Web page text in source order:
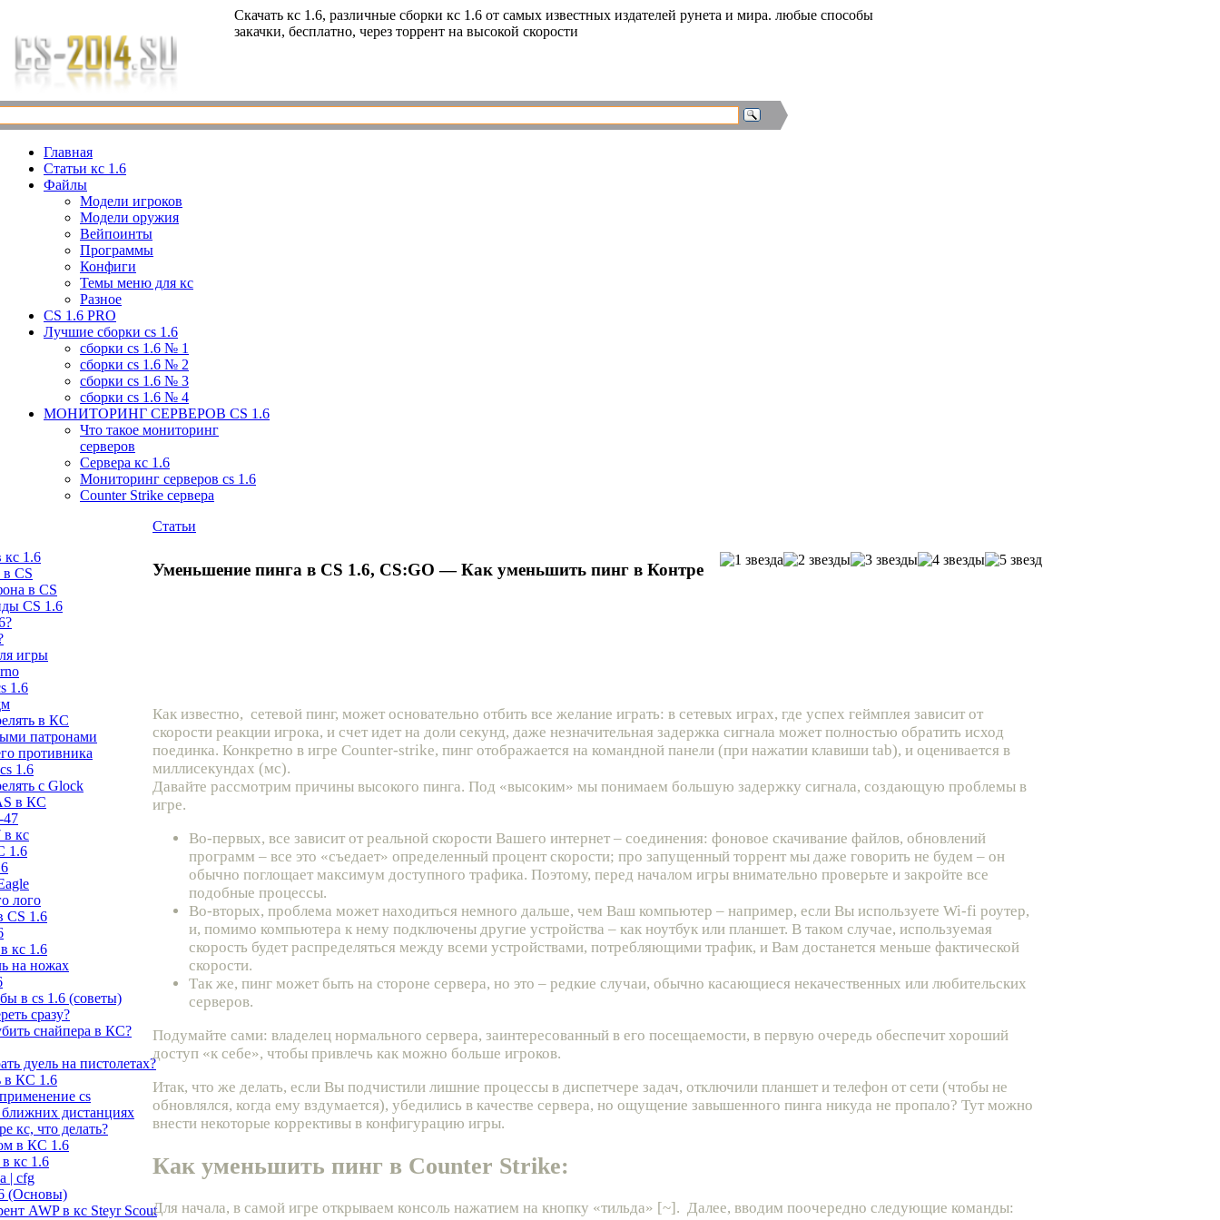
Скачать кс 1.6, различные сборки кс 1.6 от самых известных издателей рунета и мира. любые способы
закачки, бесплатно, через торрент на высокой скорости
Главная
Статьи кс 1.6
Файлы
Модели игроков
Модели оружия
Вейпоинты
Программы
Конфиги
Темы меню для кс
Разное
CS 1.6 PRO
Лучшие сборки cs 1.6
сборки cs 1.6 № 1
сборки cs 1.6 № 2
сборки cs 1.6 № 3
сборки cs 1.6 № 4
МОНИТОРИНГ СЕРВЕРОВ CS 1.6
Что такое мониторинг
серверов
Сервера кс 1.6
Мониторинг серверов cs 1.6
Counter Strike сервера
1.6
CS
в CS
CS 1.6
игры
1.6
в КС
патронами
противника
1.6
с Glock
в КС
47
кс
1.6
лого
CS 1.6
кс 1.6
на ножах
в cs 1.6 (советы)
сразу?
снайпера в КС?
дуель на пистолетах?
в КС 1.6
cs
дистанциях
кс, что делать?
в КС 1.6
кс 1.6
| cfg
(Основы)
AWP в кс Steyr Scout
Статьи
Уменьшение пинга в CS 1.6, CS:GO — Как уменьшить пинг в Контре
Как известно, сетевой пинг, может основательно отбить все желание играть: в сетевых играх, где успех геймплея зависит от
скорости реакции игрока, и счет идет на доли секунд, даже незначительная задержка сигнала может полностью обратить исход
поединка. Конкретно в игре Counter-strike, пинг отображается на командной панели (при нажатии клавиши tab), и оценивается в
миллисекундах (мс).
Давайте рассмотрим причины высокого пинга. Под «высоким» мы понимаем большую задержку сигнала, создающую проблемы в
игре.
Во-первых, все зависит от реальной скорости Вашего интернет – соединения: фоновое скачивание файлов, обновлений
программ – все это «съедает» определенный процент скорости; про запущенный торрент мы даже говорить не будем – он
обычно поглощает максимум доступного трафика. Поэтому, перед началом игры внимательно проверьте и закройте все
подобные процессы.
Во-вторых, проблема может находиться немного дальше, чем Ваш компьютер – например, если Вы используете Wi-fi роутер,
и, помимо компьютера к нему подключены другие устройства – как ноутбук или планшет. В таком случае, используемая
скорость будет распределяться между всеми устройствами, потребляющими трафик, и Вам достанется меньше фактической
скорости.
Так же, пинг может быть на стороне сервера, но это – редкие случаи, обычно касающиеся некачественных или любительских
серверов.
Подумайте сами: владелец нормального сервера, заинтересованный в его посещаемости, в первую очередь обеспечит хороший
доступ «к себе», чтобы привлечь как можно больше игроков.
Итак, что же делать, если Вы подчистили лишние процессы в диспетчере задач, отключили планшет и телефон от сети (чтобы не
обновлялся, когда ему вздумается), убедились в качестве сервера, но ощущение завышенного пинга никуда не пропало? Тут можно
внести некоторые коррективы в конфигурацию игры.
Как уменьшить пинг в Counter Strike:
Для начала, в самой игре открываем консоль нажатием на кнопку «тильда» [~]. Далее, вводим поочередно следующие команды: